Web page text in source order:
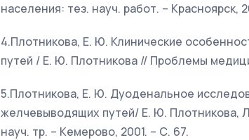
населения: тез. науч. работ. – Красноярск,
4.Плотникова, Е. Ю. Клинические
путей / Е. Ю. Плотникова // Проблемы
5.Плотникова, Е. Ю. Дуоденальное
желчевыводящих путей/ Е. Ю. Плотникова,
науч. тр. – Кемерово, 2001. – С. 67.